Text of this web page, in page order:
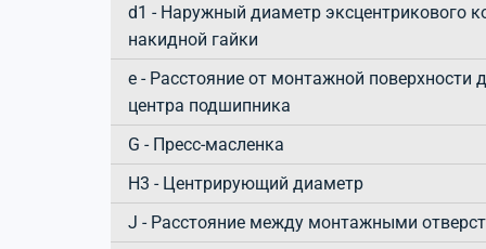
d1 - Наружный диаметр эксцентрикового
накидной гайки
e - Расстояние от монтажной поверхности
центра подшипника
G - Пресс-масленка
H3 - Центрирующий диаметр
J - Расстояние между монтажными